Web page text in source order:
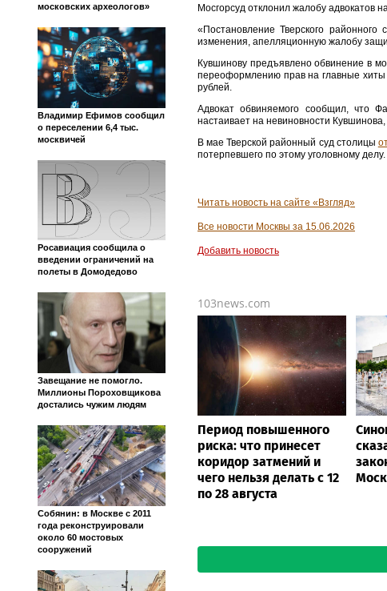
московских археологов»
Владимир Ефимов сообщил
о переселении 6,4 тыс.
москвичей
Росавиация сообщила о
введении ограничений на
полеты в Домодедово
Завещание не помогло.
Миллионы Пороховщикова
достались чужим людям
Собянин: в Москве с 2011
года реконструировали
около 60 мостовых
сооружений
Мосгорсуд отклонил жалобу адвокатов
«Постановление Тверского
изменения, апелляционную жалобу
Кувшинову предъявлено обвинение в
переоформлению прав на главные
рублей.
Адвокат обвиняемого сообщил, что
настаивает на невиновности
В мае Тверской районный суд столицы
потерпевшего по этому уголовному делу.
Читать новость на сайте «Взгляд»
Все новости Москвы за 15.06.2026
Добавить новость
103news.com
Период повышенного
риска: что принесет
коридор затмений и
чего нельзя делать с 12
по 28 августа